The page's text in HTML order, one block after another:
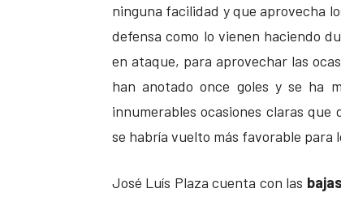
ninguna facilidad y que aprovecha
defensa como lo vienen haciendo
en ataque, para aprovechar las
han anotado once goles y se ha
innumerables ocasiones claras
se habría vuelto más favorable para
José Luís Plaza cuenta con las